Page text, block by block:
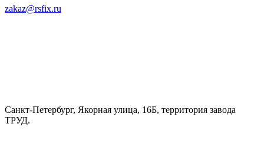
zakaz@rsfix.ru
Санкт-Петербург, Якорная улица, 16Б, территория завода
ТРУД.